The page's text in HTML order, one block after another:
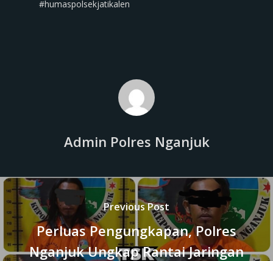
‎#humaspolsekjatikalen
Admin Polres Nganjuk
Previous Post
Perluas Pengungkapan, Polres
Nganjuk Ungkap Rantai Jaringan